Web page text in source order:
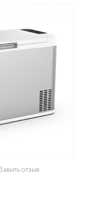
отзыв